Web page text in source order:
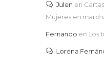
Julen en
Mujeres en
Fernando en Los
Lorena